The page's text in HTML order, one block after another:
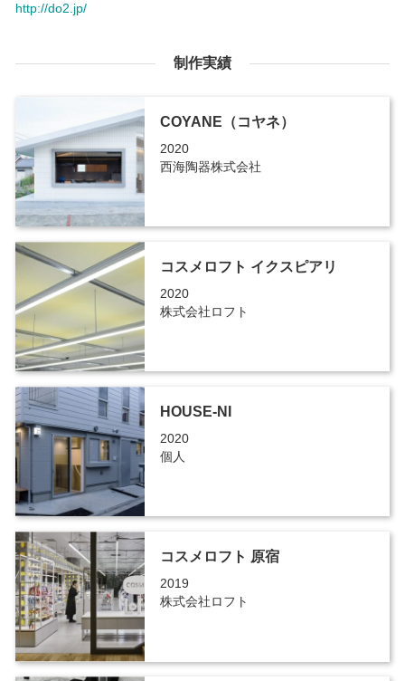
http://do2.jp/
制作実績
COYANE（コヤネ）
2020
西海陶器株式会社
コスメロフト イクスピアリ
2020
株式会社ロフト
HOUSE-NI
2020
個人
コスメロフト 原宿
2019
株式会社ロフト